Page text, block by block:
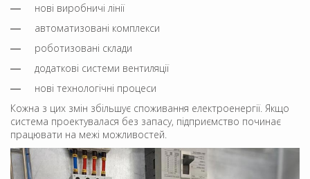
нові виробничі лінії
автоматизовані комплекси
роботизовані склади
додаткові системи вентиляції
нові технологічні процеси
Кожна з цих змін збільшує споживання електроенергії. Якщо
система проектувалася без запасу, підприємство починає
працювати на межі можливостей.